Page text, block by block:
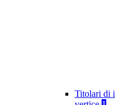
Titolari di